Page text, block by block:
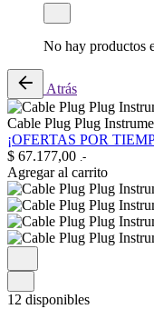
No hay productos
Atrás
Cable Plug Plug
¡OFERTAS POR
$ 67.177,00 .-
Agregar al carrito
12 disponibles